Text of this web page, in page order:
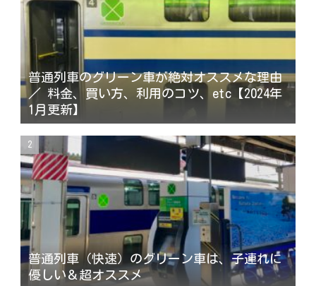
普通列車のグリーン車が絶対オススメな理由
／ 料金、買い方、利用のコツ、etc【2024年
1月更新】
普通列車（快速）のグリーン車は、子連れに
優しい＆超オススメ